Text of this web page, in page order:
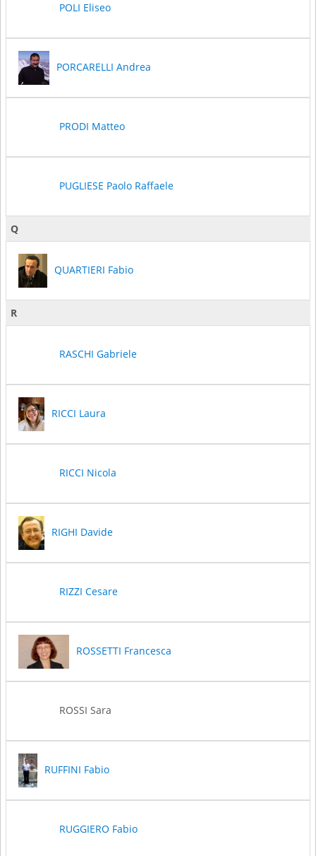
POLI Eliseo
PORCARELLI Andrea
PRODI Matteo
PUGLIESE Paolo Raffaele
Q
QUARTIERI Fabio
R
RASCHI Gabriele
RICCI Laura
RICCI Nicola
RIGHI Davide
RIZZI Cesare
ROSSETTI Francesca
ROSSI Sara
RUFFINI Fabio
RUGGIERO Fabio